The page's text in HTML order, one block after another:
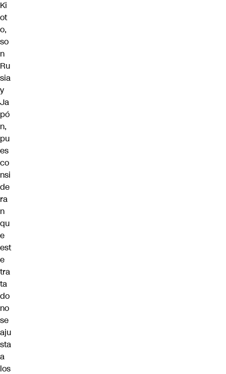
Ki
ot
o,
so
n
Ru
sia
y
Ja
pó
n,
pu
es
co
nsi
de
ra
n
qu
e
est
e
tra
ta
do
no
se
aju
sta
a
los